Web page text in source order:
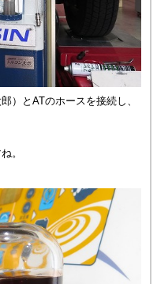
）とATのホースを接続し、
。